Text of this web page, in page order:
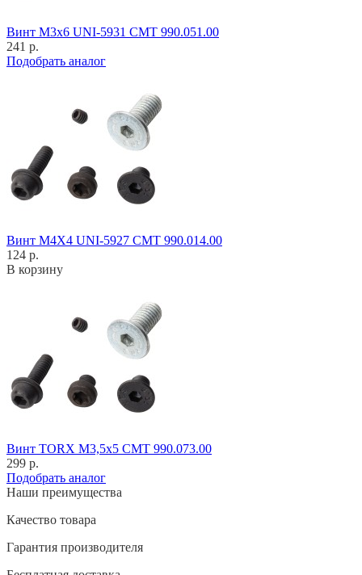
Винт M3x6 UNI-5931 CMT 990.051.00
241 р.
Подобрать аналог
Винт M4X4 UNI-5927 CMT 990.014.00
124 р.
В корзину
Винт TORX M3,5x5 CMT 990.073.00
299 р.
Подобрать аналог
Наши преимущества
Качество товара
Гарантия производителя